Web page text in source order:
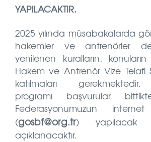
YAPILACAKTIR.
2025 yılında müsabakalarda
hakemler ve antrenörler
yenilenen kuralların,
Hakem ve Antrenör Vize Telafi
katılmaları
programı başvurular
Federasyonumuzun
(gosbf@org.tr) yapılacak
açıklanacaktır.